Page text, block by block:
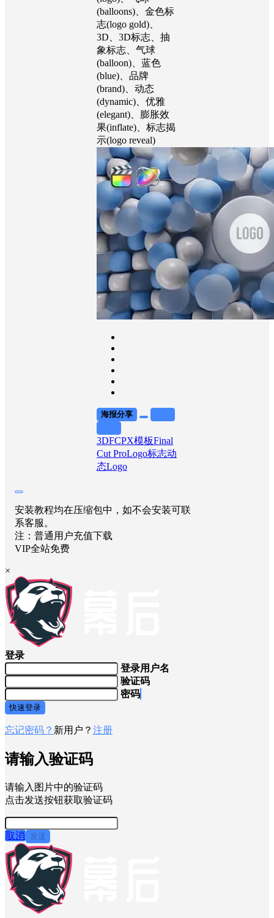
🔖 相关标签
抽象、预告片
(bumper)、标志
(logo)、气球
(balloons)、金色标
志(logo gold)、
3D、3D标志、抽
象标志、气球
(balloon)、蓝色
(blue)、品牌
(brand)、动态
(dynamic)、优雅
(elegant)、膨胀效
果(inflate)、标志揭
示(logo reveal)
3DFCPX模板Final
Cut Pro Logo标志 动
态Logo
安装教程均在压缩包中，如不会安装可联
系客服。
注：普通用户充值下载
VIP全站免费
忘记密码？新用户？注册
请输入验证码
请输入图片中的验证码
点击发送按钮获取验证码
取消 发送